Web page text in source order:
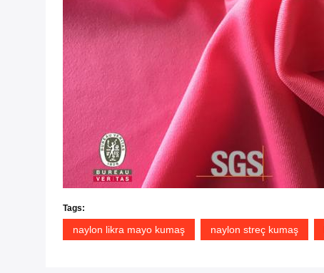
Tags:
naylon likra mayo kumaş naylon streç kumaş